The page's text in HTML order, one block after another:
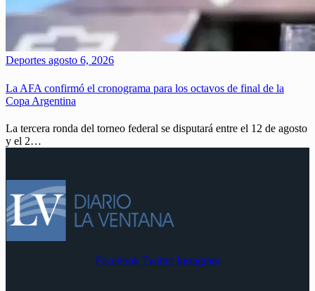
Deportes agosto 6, 2026
La AFA confirmó el cronograma para los octavos de final de la
Copa Argentina
La tercera ronda del torneo federal se disputará entre el 12 de agosto
y el 2…
Facebook Twitter Instagram